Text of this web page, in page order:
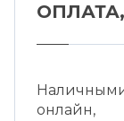
онлайн,